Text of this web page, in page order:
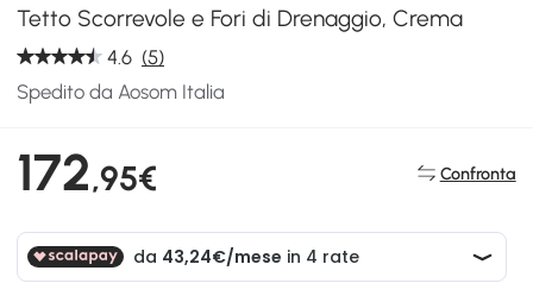
Tetto Scorrevole e Fori di Drenaggio, Crema
4.6 (5)
Spedito da Aosom Italia
172,95€ Confronta